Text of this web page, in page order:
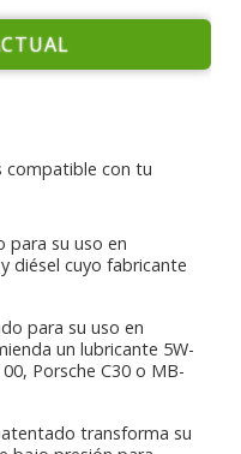
compatible con tu
para su uso en
diésel cuyo fabricante
para su uso en
un lubricante 5W-
Porsche C30 o MB-
transforma su